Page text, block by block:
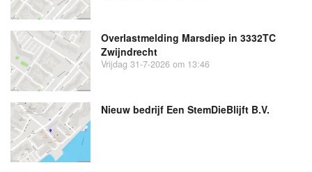
Overlastmelding Marsdiep in 3332TC
Zwijndrecht
Vrijdag 31-7-2026 om 13:46
Nieuw bedrijf Een StemDieBlijft B.V.